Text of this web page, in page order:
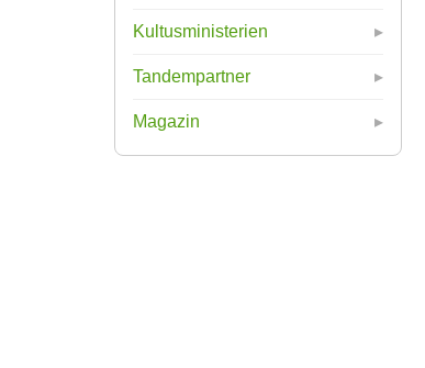
Kultusministerien
Tandempartner
Magazin